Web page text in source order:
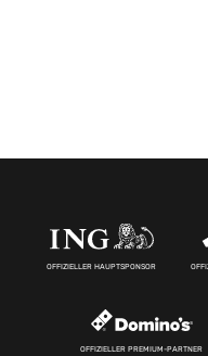
OFFIZIELLER HAUPTSPONSOR
OFFIZIELLER PREMIUM-PARTNER